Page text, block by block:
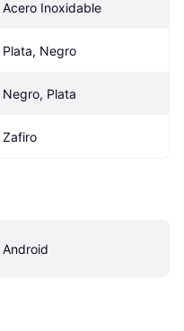
Acero Inoxidable
Plata, Negro
Negro, Plata
Zafiro
Android